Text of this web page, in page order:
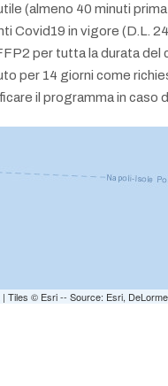
(almeno 40 minuti
Covid19 in vigore (D.L.
per tutta la durata del
per 14 giorni come
il programma in caso
| Tiles © Esri -- Source: Esri,